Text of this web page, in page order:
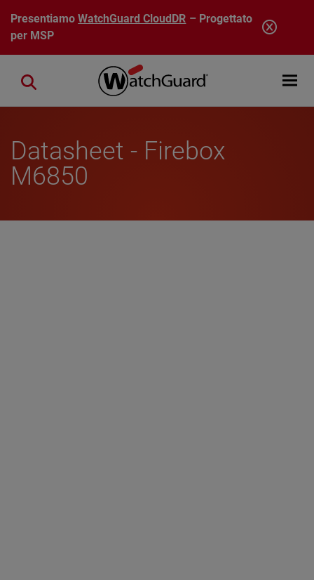
Salta al contenuto principale
PresentiamoWatchGuard CloudDR – Progettato
per MSP
Open
Close search
Datasheet - Firebox
M6850